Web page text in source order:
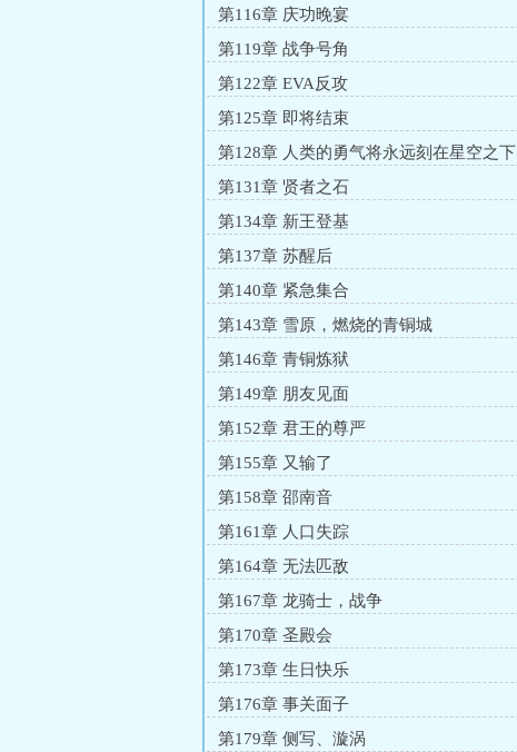
第116章 庆功晚宴
第119章 战争号角
第122章 EVA反攻
第125章 即将结束
第128章 人类的勇气将永远刻在星空之下
第131章 贤者之石
第134章 新王登基
第137章 苏醒后
第140章 紧急集合
第143章 雪原，燃烧的青铜城
第146章 青铜炼狱
第149章 朋友见面
第152章 君王的尊严
第155章 又输了
第158章 邵南音
第161章 人口失踪
第164章 无法匹敌
第167章 龙骑士，战争
第170章 圣殿会
第173章 生日快乐
第176章 事关面子
第179章 侧写、漩涡